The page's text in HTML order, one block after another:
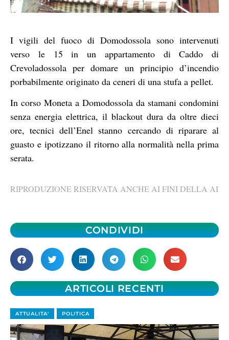
I vigili del fuoco di Domodossola sono intervenuti
verso le 15 in un appartamento di Caddo di
Crevoladossola per domare un principio d’incendio
porbabilmente originato da ceneri di una stufa a pellet.
In corso Moneta a Domodossola da stamani condomini
senza energia elettrica, il blackout dura da oltre dieci
ore, tecnici dell’Enel stanno cercando di riparare al
guasto e ipotizzano il ritorno alla normalità nella prima
serata.
RIPRODUZIONE RISERVATA ANCHE AI FINI DELLA AI
CONDIVIDI
ARTICOLI RECENTI
ATTUALITA' POLITICA